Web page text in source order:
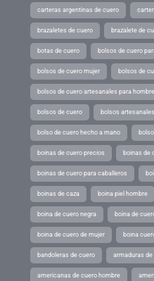
carteras argentinas de cuero
brazaletes de cuero brazalete de
botas de cuero bolsos de cuero
bolsos de cuero mujer bolsos de
bolsos de cuero artesanales para hombre
bolsos de cuero bolsos
bolso de cuero hecho a mano
boinas de cuero precios boinas de
boinas de cuero para caballeros
boinas de caza boina piel hombre
boina de cuero negra boina de
boina de cuero de mujer boina
bandoleras de cuero armaduras de
americanas de cuero hombre